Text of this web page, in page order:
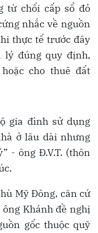
từ chối cấp sổ đỏ
nhắc về nguồn
thực tế trước đây
lý đúng quy định,
cho thuê đất
gia đình sử dụng
ở lâu dài nhưng
- ông Đ.V.T. (thôn
Mỹ Đông, căn cứ
Khánh đề nghị
gốc thuộc quỹ